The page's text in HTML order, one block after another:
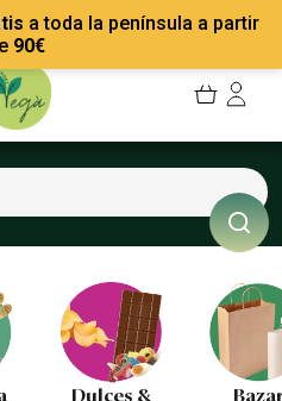
a toda la península a partir
90€
sesión